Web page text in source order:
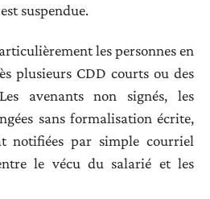
suspendue.
les personnes en
plusieurs CDD courts ou des
avenants non signés, les
sans formalisation écrite,
notifiées par simple courriel
le vécu du salarié et les